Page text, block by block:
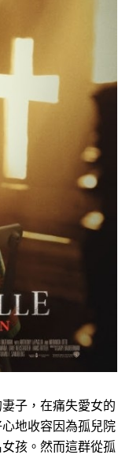
子，在痛失愛女的
地收容因為孤兒院
孩。然而這群從孤